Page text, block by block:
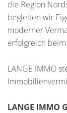
die Region
begleiten wir
moderner
erfolgreich
LANGE IMMO
LANGE IMMO